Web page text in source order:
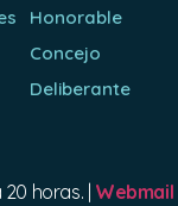
Honorable
Concejo
Deliberante
horas. | Webmail